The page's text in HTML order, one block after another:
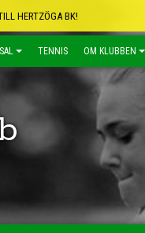
HERTZÖGA BK!
TENNIS OM KLUBBEN